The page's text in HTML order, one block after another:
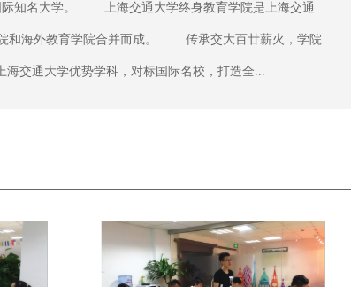
际知名大学。 上海交通大学终身教育学院是上海交通
和海外教育学院合并而成。 传承交大百廿薪火，学院
海交通大学优势学科，对标国际名校，打造全...